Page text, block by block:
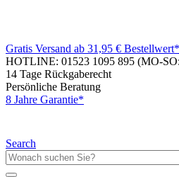
Gratis Versand ab 31,95 € Bestellwert*
HOTLINE: 01523 1095 895 (MO-
14 Tage Rückgaberecht
Persönliche Beratung
8 Jahre Garantie*
Search